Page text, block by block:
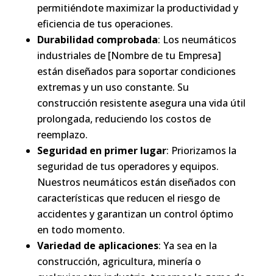
permitiéndote maximizar la productividad y
eficiencia de tus operaciones.
Durabilidad comprobada: Los neumáticos
industriales de [Nombre de tu Empresa]
están diseñados para soportar condiciones
extremas y un uso constante. Su
construcción resistente asegura una vida útil
prolongada, reduciendo los costos de
reemplazo.
Seguridad en primer lugar: Priorizamos la
seguridad de tus operadores y equipos.
Nuestros neumáticos están diseñados con
características que reducen el riesgo de
accidentes y garantizan un control óptimo
en todo momento.
Variedad de aplicaciones: Ya sea en la
construcción, agricultura, minería o